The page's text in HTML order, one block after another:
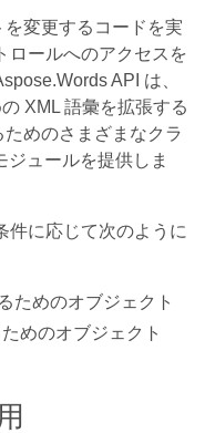
変更するコードを実
ロールへのアクセスを
API は、
XML 語彙を拡張する
めのさまざまなクラ
ジュールを提供しま
件に応じて次のように
ためのオブジェクト
めのオブジェクト